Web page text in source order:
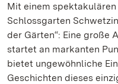
Mit einem
Schlossgarten
der Gärten“: Eine große
startet an markanten
bietet ungewöhnliche
Geschichten dieses